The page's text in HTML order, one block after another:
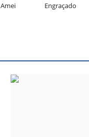
Amei Engraçado